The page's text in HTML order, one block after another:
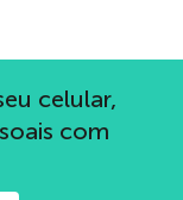
celular,
com